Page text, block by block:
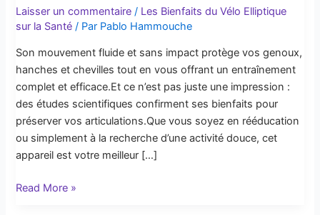
Laisser un commentaire / Les Bienfaits du Vélo Elliptique
sur la Santé / Par Pablo Hammouche
Son mouvement fluide et sans impact protège vos genoux,
hanches et chevilles tout en vous offrant un entraînement
complet et efficace.Et ce n’est pas juste une impression :
des études scientifiques confirment ses bienfaits pour
préserver vos articulations.Que vous soyez en rééducation
ou simplement à la recherche d’une activité douce, cet
appareil est votre meilleur […]
il
efficace
les
douleurs
articulaires
Read More »